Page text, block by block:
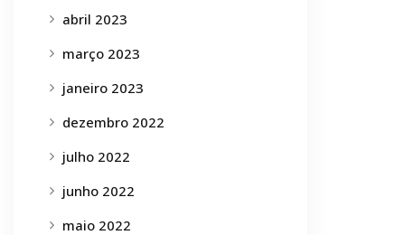
abril 2023
março 2023
janeiro 2023
dezembro 2022
julho 2022
junho 2022
maio 2022